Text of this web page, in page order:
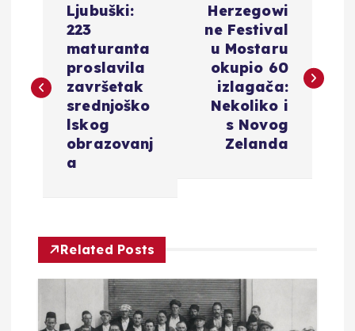
v
c
Ljubuški:
223
maturanta
proslavila
završetak
srednjoško
lskog
obrazovanj
a
Herzegowi
ne Festival
u Mostaru
okupio 60
izlagača:
Nekoliko i
s Novog
Zelanda
Related Posts